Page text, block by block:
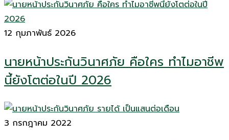
12 กุมภาพันธ์ 2026
นายหน้าประกันวินาศภัย คือใคร ทำไมอาชีพ
นี้ยังโตต่อในปี 2026
3 กรกฎาคม 2022